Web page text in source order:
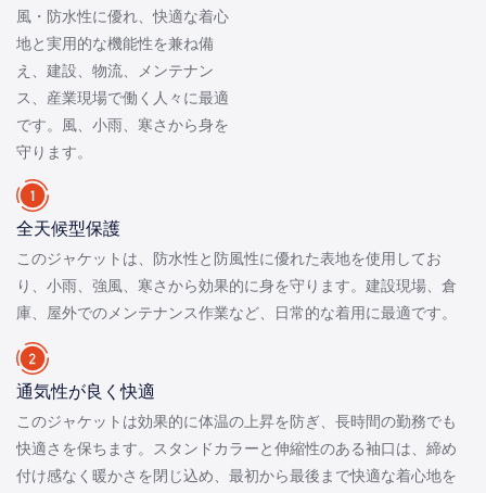
風・防水性に優れ、快適な着心
地と実用的な機能性を兼ね備
え、建設、物流、メンテナン
ス、産業現場で働く人々に最適
です。風、小雨、寒さから身を
守ります。
全天候型保護
このジャケットは、防水性と防風性に優れた表地を使用してお
り、小雨、強風、寒さから効果的に身を守ります。建設現場、倉
庫、屋外でのメンテナンス作業など、日常的な着用に最適です。
通気性が良く快適
このジャケットは効果的に体温の上昇を防ぎ、長時間の勤務でも
快適さを保ちます。スタンドカラーと伸縮性のある袖口は、締め
付け感なく暖かさを閉じ込め、最初から最後まで快適な着心地を